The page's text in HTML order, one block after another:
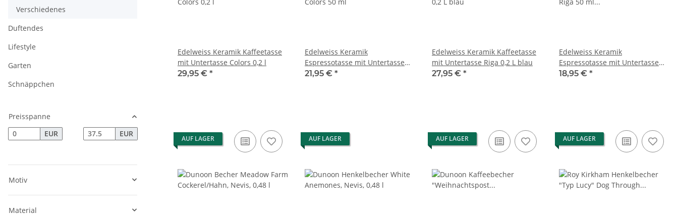
Edelweiss Keramik Kaffeetasse
mit Untertasse Colors 0,2 l
29,95 € *
Edelweiss Keramik
Espressotasse mit Untertasse
Colors 50 ml
21,95 € *
Edelweiss Keramik Kaffeetasse
mit Untertasse Riga 0,2 L blau
27,95 € *
Edelweiss Keramik
Espressotasse mit Untertasse
Riga 50 ml rot
18,95 € *
AUF LAGER AUF LAGER AUF LAGER AUF LAGER
Verschiedenes
Duftendes
Lifestyle
Garten
Schnäppchen
Preisspanne
EUR
EUR
Motiv
Material